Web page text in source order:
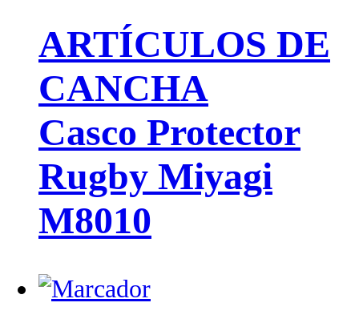
ARTÍCULOS DE
CANCHA
Casco Protector
Rugby Miyagi
M8010